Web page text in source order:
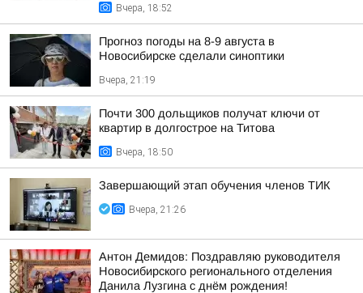
Вчера, 18:52
Прогноз погоды на 8-9 августа в
Новосибирске сделали синоптики
Вчера, 21:19
Почти 300 дольщиков получат ключи от
квартир в долгострое на Титова
Вчера, 18:50
Завершающий этап обучения членов ТИК
Вчера, 21:26
Антон Демидов: Поздравляю руководителя
Новосибирского регионального отделения
Данила Лузгина с днём рождения!